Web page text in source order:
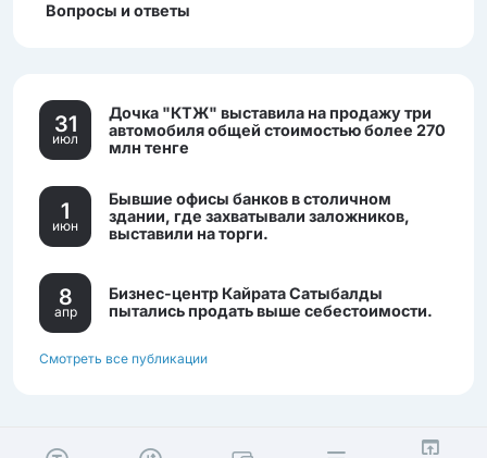
Вопросы и ответы
31
июл
Дочка "КТЖ" выставила на продажу три
автомобиля общей стоимостью более 270
млн тенге
1
июн
Бывшие офисы банков в столичном
здании, где захватывали заложников,
выставили на торги.
8
апр
Бизнес-центр Кайрата Сатыбалды
пытались продать выше себестоимости.
Смотреть все публикации